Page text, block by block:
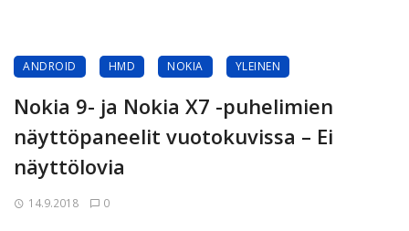
ANDROID HMD NOKIA YLEINEN
Nokia 9- ja Nokia X7 -puhelimien
näyttöpaneelit vuotokuvissa – Ei
näyttölovia
14.9.2018 0